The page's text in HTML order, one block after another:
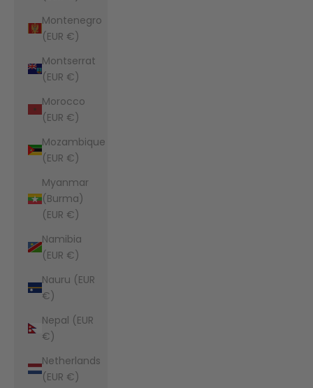
Montenegro
(EUR €)
Montserrat
(EUR €)
Morocco
(EUR €)
Mozambique
(EUR €)
Myanmar
(Burma)
(EUR €)
Namibia
(EUR €)
Nauru (EUR
€)
Nepal (EUR
€)
Netherlands
(EUR €)